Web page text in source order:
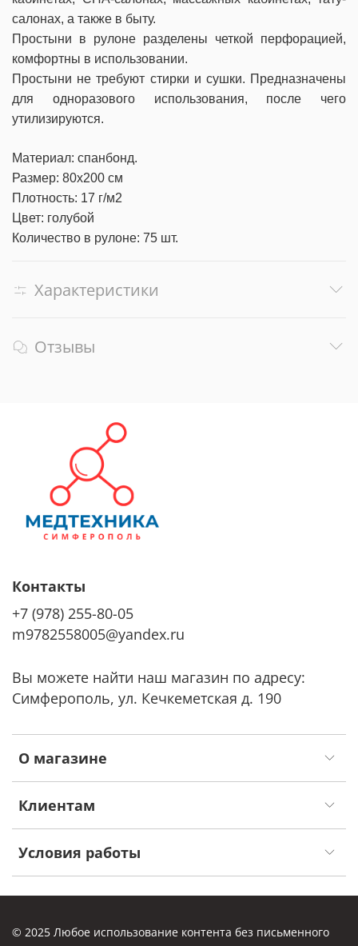
салонах, а также в быту.
Простыни в рулоне разделены четкой перфорацией,
комфортны в использовании.
Простыни не требуют стирки и сушки. Предназначены
для одноразового использования, после чего
утилизируются.
Материал: спанбонд.
Размер: 80х200 см
Плотность: 17 г/м2
Цвет: голубой
Количество в рулоне: 75 шт.
Характеристики
Отзывы
О магазине
Клиентам
Условия работы
Контакты
+7 (978) 255-80-05
m9782558005@yandex.ru
Вы можете найти наш магазин по адресу:
Симферополь, ул. Кечкеметская д. 190
© 2025 Любое использование контента без письменного